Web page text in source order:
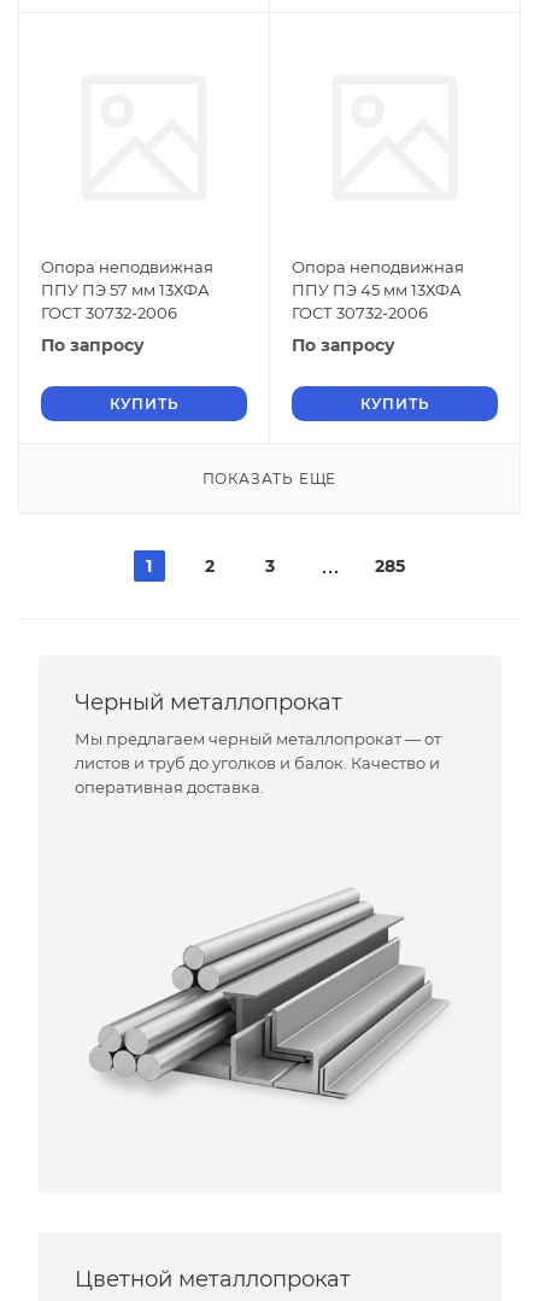
Опора неподвижная
ППУ ПЭ 57 мм 13ХФА
ГОСТ 30732-2006
По запросу
КУПИТЬ
Опора неподвижная
ППУ ПЭ 45 мм 13ХФА
ГОСТ 30732-2006
По запросу
КУПИТЬ
ПОКАЗАТЬ ЕЩЕ
1 2 3 285
Черный металлопрокат
Мы предлагаем черный металлопрокат — от
листов и труб до уголков и балок. Качество и
оперативная доставка.
Цветной металлопрокат